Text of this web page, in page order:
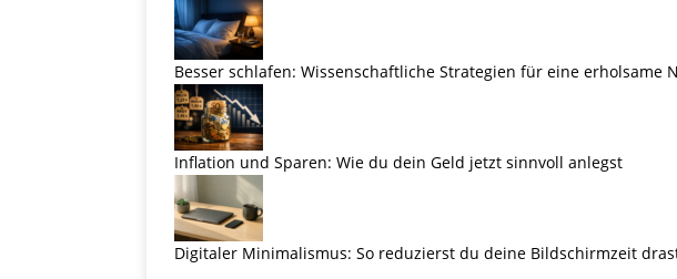
Besser schlafen: Wissenschaftliche Strategien für eine erholsame
Inflation und Sparen: Wie du dein Geld jetzt sinnvoll anlegst
Digitaler Minimalismus: So reduzierst du deine Bildschirmzeit